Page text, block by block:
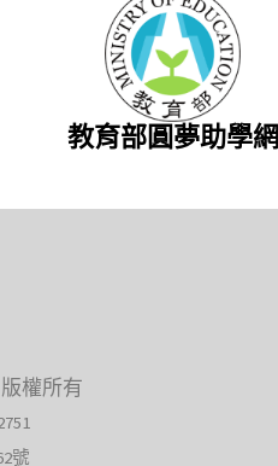
教育部圓夢助學網
權所有
號